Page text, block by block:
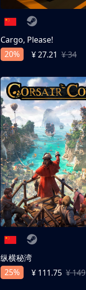
Cargo, Please!
20%
¥ 27.21 ¥ 34
纵横秘湾
25%
¥ 111.75 ¥ 149